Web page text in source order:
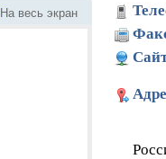
На весь экран